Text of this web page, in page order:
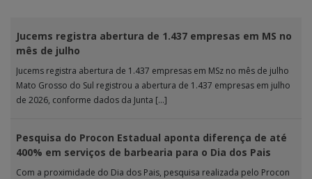
Jucems registra abertura de 1.437 empresas em MS no
mês de julho
Jucems registra abertura de 1.437 empresas em MSz no mês de julho
Mato Grosso do Sul registrou a abertura de 1.437 empresas em julho
de 2026, conforme dados da Junta […]
Pesquisa do Procon Estadual aponta diferença de até
400% em serviços de barbearia para o Dia dos Pais
Com a proximidade do Dia dos Pais, pesquisa realizada pelo Procon